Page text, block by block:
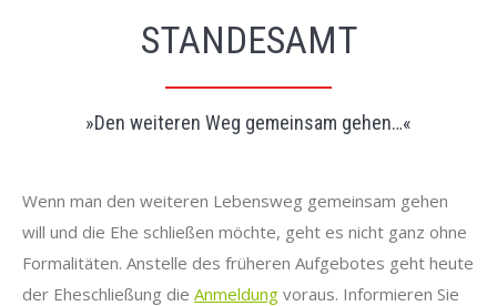
STANDESAMT
»Den weiteren Weg gemeinsam gehen…«
Wenn man den weiteren Lebensweg gemeinsam gehen
will und die Ehe schließen möchte, geht es nicht ganz ohne
Formalitäten. Anstelle des früheren Aufgebotes geht heute
der Eheschließung die Anmeldung voraus. Informieren Sie